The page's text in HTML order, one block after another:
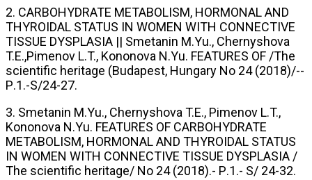
2. CARBOHYDRATE METABOLISM, HORMONAL AND
THYROIDAL STATUS IN WOMEN WITH CONNECTIVE
TISSUE DYSPLASIA || Smetanin M.Yu., Chernyshova
T.E.,Pimenov L.T., Kononova N.Yu. FEATURES OF /The
scientific heritage (Budapest, Hungary No 24 (2018)/--
Р.1.-S/24-27.
3. Smetanin M.Yu., Chernyshova T.E., Pimenov L.T.,
Kononova N.Yu. FEATURES OF CARBOHYDRATE
METABOLISM, HORMONAL AND THYROIDAL STATUS
IN WOMEN WITH CONNECTIVE TISSUE DYSPLASIA /
The scientific heritage/ No 24 (2018).- Р.1.- S/ 24-32.